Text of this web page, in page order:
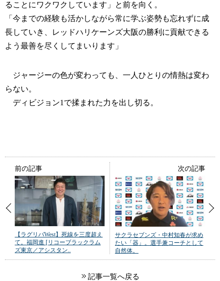
ることにワクワクしています」と前を向く。
「今までの経験も活かしながら常に学ぶ姿勢も忘れずに成
長していき、レッドハリケーンズ大阪の勝利に貢献できる
よう最善を尽くしてまいります」
ジャージーの色が変わっても、一人ひとりの情熱は変わ
らない。
ディビジョン1で揉まれた力を出し切る。
前の記事
【ラグリパWest】死線を三度超え
て。福岡進 [リコーブラックラム
ズ東京／アシスタン..
次の記事
サクラセブンズ・中村知春が求め
たい「器」。選手兼コーチとして
自然体。
記事一覧へ戻る